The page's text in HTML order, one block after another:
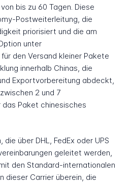
bis zu 60 Tagen. Diese
Postweiterleitung, die
priorisiert und die am
unter
den Versand kleiner Pakete
innerhalb Chinas, die
Exportvorbereitung abdeckt,
2 und 7
Paket chinesisches
die über DHL, FedEx oder UPS
geleitet werden,
den Standard-internationalen
dieser Carrier überein, die